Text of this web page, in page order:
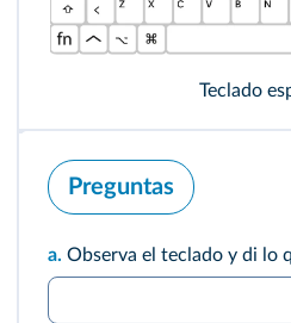
Teclado
Preguntas
a. Observa el teclado y di lo